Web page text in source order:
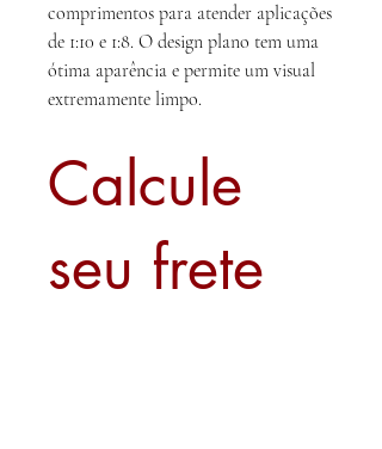
comprimentos para atender aplicações
de 1:10 e 1:8. O design plano tem uma
ótima aparência e permite um visual
extremamente limpo.
Calcule
seu frete